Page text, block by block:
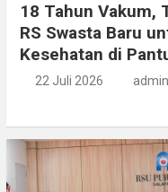
18 Tahun Vakum,
RS Swasta Baru
Kesehatan di
22 Juli 2026 admin